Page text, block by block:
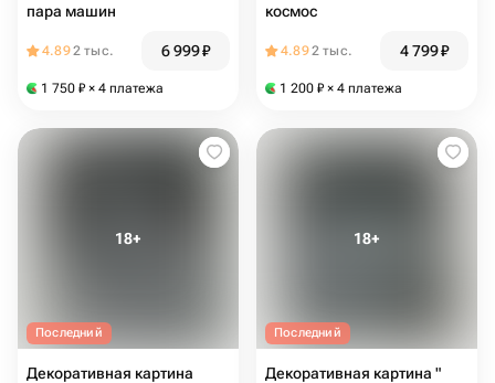
пара машин
4.892 тыс. 6 999₽
1 750 ₽ × 4 платежа
космос
4.892 тыс. 4 799₽
1 200 ₽ × 4 платежа
Последний
Декоративная картина
Последний
Декоративная картина "